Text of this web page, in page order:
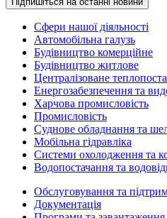
Сфери нашої діяльності
Автомобільна галузь
Будівництво комерційне
Будівництво житлове
Централізоване
Енергозабезпечення та
Харчова промисловість
Промисловість
Суднове обладнання та
Мобільна гідравліка
Системи охолодження та
Водопостачання та
Обслуговування та
Документація